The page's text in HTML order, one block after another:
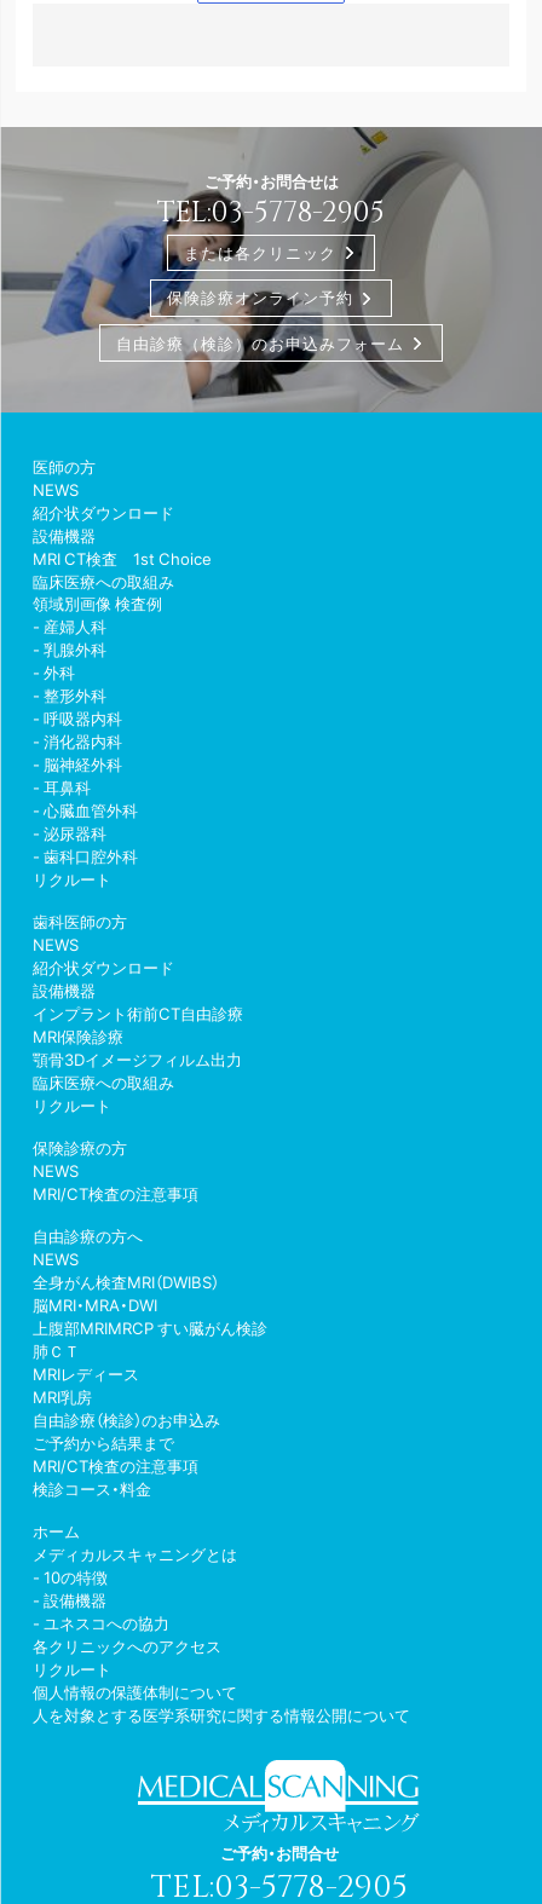
ご予約・お問合せは
TEL:03-5778-2905
または各クリニック
保険診療オンライン予約
自由診療（検診）のお申込みフォーム
医師の方
NEWS
紹介状ダウンロード
設備機器
MRI CT検査 1st Choice
臨床医療への取組み
領域別画像 検査例
産婦人科
乳腺外科
外科
整形外科
呼吸器内科
消化器内科
脳神経外科
耳鼻科
心臓血管外科
泌尿器科
歯科口腔外科
リクルート
歯科医師の方
NEWS
紹介状ダウンロード
設備機器
インプラント術前CT自由診療
MRI保険診療
顎骨3Dイメージフィルム出力
臨床医療への取組み
リクルート
保険診療の方
NEWS
MRI/CT検査の注意事項
自由診療の方へ
NEWS
全身がん検査MRI（DWIBS）
脳MRI・MRA・DWI
上腹部MRIMRCP すい臓がん検診
肺ＣＴ
MRIレディース
MRI乳房
自由診療（検診）のお申込み
ご予約から結果まで
MRI/CT検査の注意事項
検診コース・料金
ホーム
メディカルスキャニングとは
10の特徴
設備機器
ユネスコへの協力
各クリニックへのアクセス
リクルート
個人情報の保護体制について
人を対象とする医学系研究に関する情報公開について
ご予約・お問合せ
TEL:03-5778-2905